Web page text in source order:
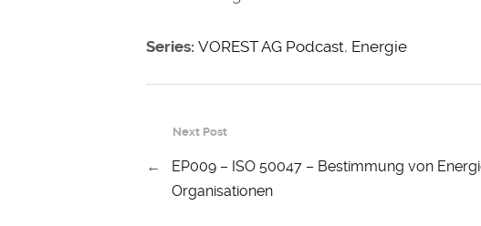
Series: VOREST AG Podcast, Energie
Next Post
←
EP009 – ISO 50047 – Bestimmung von
Organisationen